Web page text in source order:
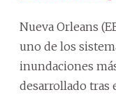
Nueva Orleans
uno de los
inundaciones
desarrollado tras